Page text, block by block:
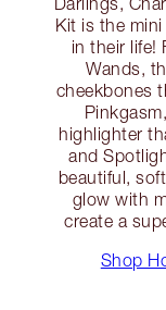
Kit is the
in their life!
Wands,
cheekbones
highlighter
and
beautiful,
glow with
create a
Shop